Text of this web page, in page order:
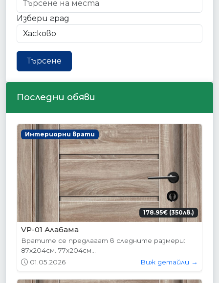
Избери град
Търсене
Последни обяви
Интериорни врати
178.95€ (350лв.)
VP-01 Алабама
Вратите се предлагат в следните размери:
87х204см. 77х204см...
01.05.2026
Виж детайли →